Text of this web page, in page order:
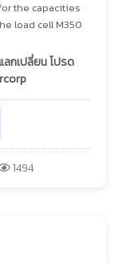
the capacities
load cell M350
กเปลี่ยน โปรด
1494